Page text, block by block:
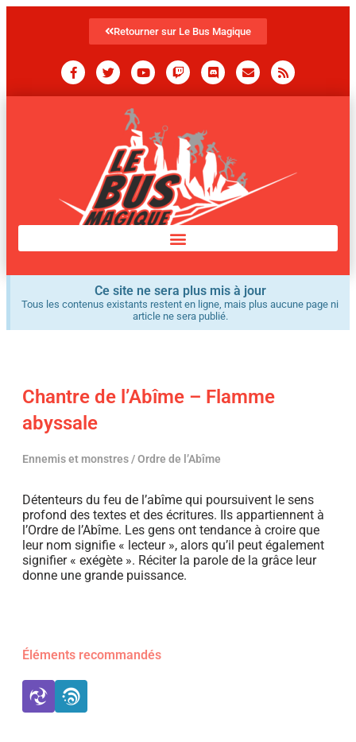
Retourner sur Le Bus Magique
Ce site ne sera plus mis à jour
Tous les contenus existants restent en ligne, mais plus aucune page ni
article ne sera publié.
Chantre de l’Abîme – Flamme
abyssale
Ennemis et monstres / Ordre de l’Abîme
Détenteurs du feu de l’abîme qui poursuivent le sens
profond des textes et des écritures. Ils appartiennent à
l’Ordre de l’Abîme. Les gens ont tendance à croire que
leur nom signifie « lecteur », alors qu’il peut également
signifier « exégète ». Réciter la parole de la grâce leur
donne une grande puissance.
Éléments recommandés